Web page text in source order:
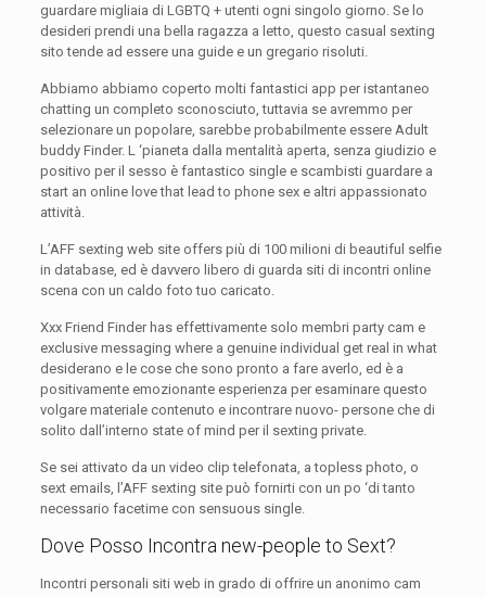
guardare migliaia di LGBTQ + utenti ogni singolo giorno. Se lo
desideri prendi una bella ragazza a letto, questo casual sexting
sito tende ad essere una guide e un gregario risoluti.
Abbiamo abbiamo coperto molti fantastici app per istantaneo
chatting un completo sconosciuto, tuttavia se avremmo per
selezionare un popolare, sarebbe probabilmente essere Adult
buddy Finder. L ‘pianeta dalla mentalità aperta, senza giudizio e
positivo per il sesso è fantastico single e scambisti guardare a
start an online love that lead to phone sex e altri appassionato
attività.
L’AFF sexting web site offers più di 100 milioni di beautiful selfie
in database, ed è davvero libero di guarda siti di incontri online
scena con un caldo foto tuo caricato.
Xxx Friend Finder has effettivamente solo membri party cam e
exclusive messaging where a genuine individual get real in what
desiderano e le cose che sono pronto a fare averlo, ed è a
positivamente emozionante esperienza per esaminare questo
volgare materiale contenuto e incontrare nuovo- persone che di
solito dall’interno state of mind per il sexting private.
Se sei attivato da un video clip telefonata, a topless photo, o
sext emails, l’AFF sexting site può fornirti con un po ‘di tanto
necessario facetime con sensuous single.
Dove Posso Incontra new-people to Sext?
Incontri personali siti web in grado di offrire un anonimo cam